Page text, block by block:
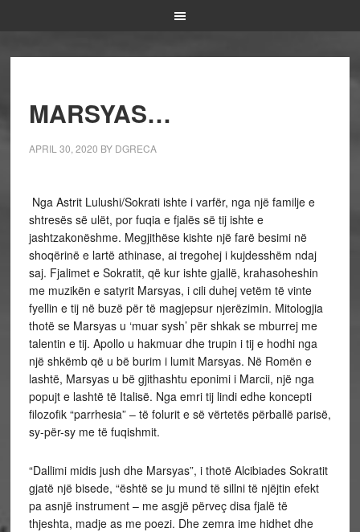
MARSYAS…
APRIL 30, 2020 BY DGRECA
Nga Astrit Lulushi/Sokrati ishte i varfër, nga një familje e
shtresës së ulët, por fuqia e fjalës së tij ishte e
jashtzakonëshme. Megjithëse kishte një farë besimi në
shoqërinë e lartë athinase, ai tregohej i kujdesshëm ndaj
saj. Fjalimet e Sokratit, që kur ishte gjallë, krahasoheshin
me muzikën e satyrit Marsyas, i cili duhej vetëm të vinte
fyellin e tij në buzë për të magjepsur njerëzimin. Mitologjia
thotë se Marsyas u ‘muar sysh’ për shkak se mburrej me
talentin e tij. Apollo u hakmuar dhe trupin i tij e hodhi nga
një shkëmb që u bë burim i lumit Marsyas. Në Romën e
lashtë, Marsyas u bë gjithashtu eponimi i Marcii, një nga
popujt e lashtë të Italisë. Nga emri tij lindi edhe koncepti
filozofik “parrhesia” – të folurit e së vërtetës përballë parisë,
sy-për-sy me të fuqishmit.
“Dallimi midis jush dhe Marsyas”, i thotë Alcibiades Sokratit
gjatë një bisede, “është se ju mund të sillni të njëjtin efekt
pa asnjë instrument – me asgjë përveç disa fjalë të
thjeshta, madje as me poezi. Dhe zemra ime hidhet dhe